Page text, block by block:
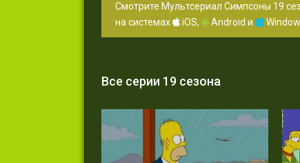
Смотрите Мультсериал Симпсоны 19
на системах
iOS, Android и
Все серии 19 сезона